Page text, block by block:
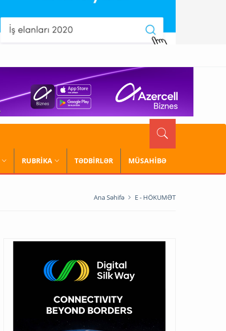
RUBRİKA TƏDBİRLƏR MÜSAHİBƏ
Ana Səhifə E - HÖKUMƏT